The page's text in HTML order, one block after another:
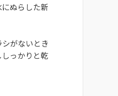
ぬらした新
がないとき
っかりと乾